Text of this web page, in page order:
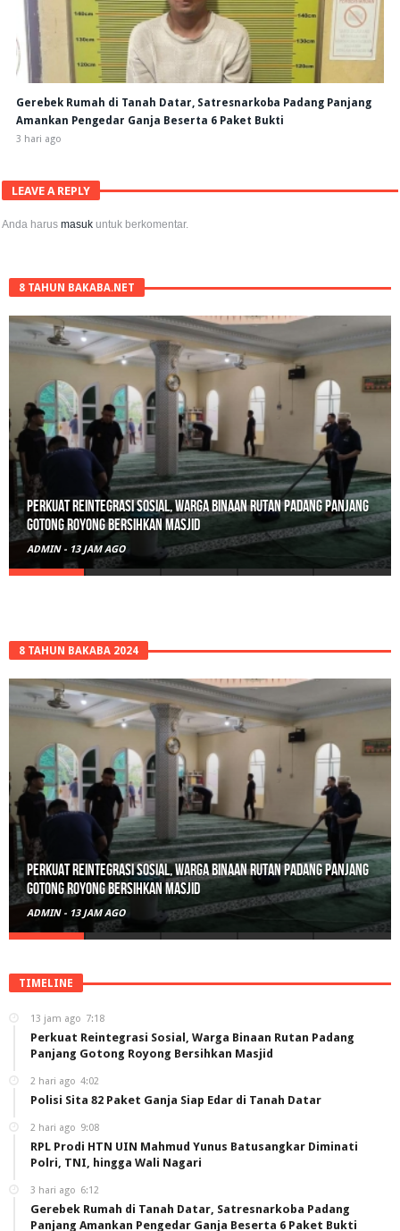
Gerebek Rumah di Tanah Datar, Satresnarkoba Padang Panjang
Amankan Pengedar Ganja Beserta 6 Paket Bukti
3 hari ago
LEAVE A REPLY
Anda harusmasuk untuk berkomentar.
8 TAHUN BAKABA.NET
Polisi Sita 82 Paket Ganja Siap Edar di Tanah Datar
ADMIN - 2 HARI AGO
8 TAHUN BAKABA 2024
Polisi Sita 82 Paket Ganja Siap Edar di Tanah Datar
ADMIN - 2 HARI AGO
TIMELINE
13 jam ago 7:18
Perkuat Reintegrasi Sosial, Warga Binaan Rutan Padang
Panjang Gotong Royong Bersihkan Masjid
2 hari ago 4:02
Polisi Sita 82 Paket Ganja Siap Edar di Tanah Datar
2 hari ago 9:08
RPL Prodi HTN UIN Mahmud Yunus Batusangkar Diminati
Polri, TNI, hingga Wali Nagari
3 hari ago 6:12
Gerebek Rumah di Tanah Datar, Satresnarkoba Padang
Panjang Amankan Pengedar Ganja Beserta 6 Paket Bukti